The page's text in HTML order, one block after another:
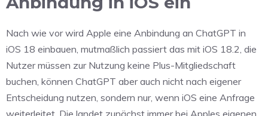
Nach wie vor wird Apple eine Anbindung an ChatGPT in
iOS 18 einbauen, mutmaßlich passiert das mit iOS 18.2, die
Nutzer müssen zur Nutzung keine Plus-Mitgliedschaft
buchen, können ChatGPT aber auch nicht nach eigener
Entscheidung nutzen, sondern nur, wenn iOS eine Anfrage
weiterleitet. Die landet zunächst immer bei Apples eigenen